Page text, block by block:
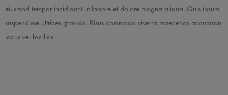
eiusmod tempor incididunt ut labore et dolore magna aliqua. Quis ipsum
suspendisse ultrices gravida. Risus commodo viverra maecenas accumsan
lacus vel facilisis.